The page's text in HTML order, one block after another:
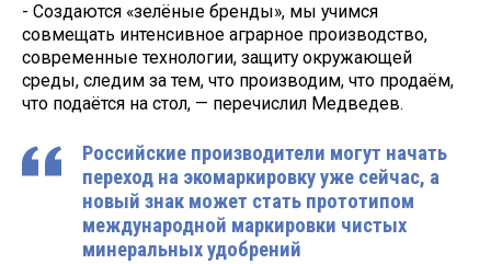
- Создаются «зелёные бренды», мы учимся
совмещать интенсивное аграрное производство,
современные технологии, защиту окружающей
среды, следим за тем, что производим, что продаём,
что подаётся на стол, — перечислил Медведев.
Российские производители могут начать
переход на экомаркировку уже сейчас, а
новый знак может стать прототипом
международной маркировки чистых
минеральных удобрений